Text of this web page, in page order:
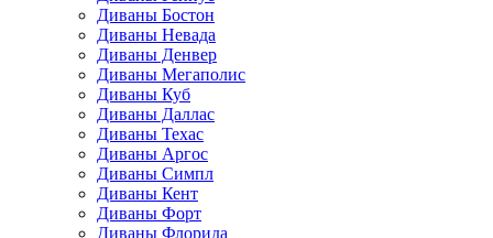
Диваны Бостон
Диваны Невада
Диваны Денвер
Диваны Мегаполис
Диваны Куб
Диваны Даллас
Диваны Техас
Диваны Аргос
Диваны Симпл
Диваны Кент
Диваны Форт
Диваны Флорида